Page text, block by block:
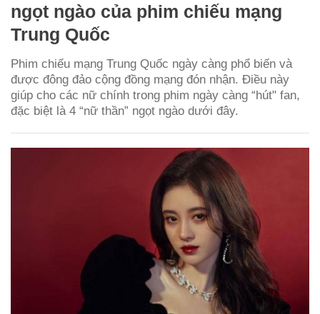
ngọt ngào của phim chiếu mạng
Trung Quốc
Phim chiếu mạng Trung Quốc ngày càng phổ biến và
được đông đảo cộng đồng mạng đón nhận. Điều này
giúp cho các nữ chính trong phim ngày càng “hút" fan,
đặc biệt là 4 “nữ thần” ngọt ngào dưới đây.